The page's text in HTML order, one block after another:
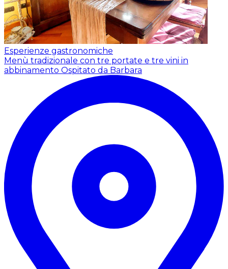
Esperienze gastronomiche
Menù tradizionale con tre portate e tre vini in
abbinamento Ospitato da Barbara